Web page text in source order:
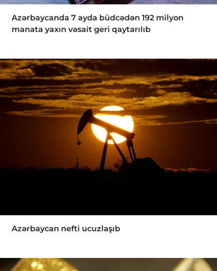
Azərbaycanda 7 ayda büdcədən 192 milyon
manata yaxın vəsait geri qaytarılıb
Azərbaycan nefti ucuzlaşıb